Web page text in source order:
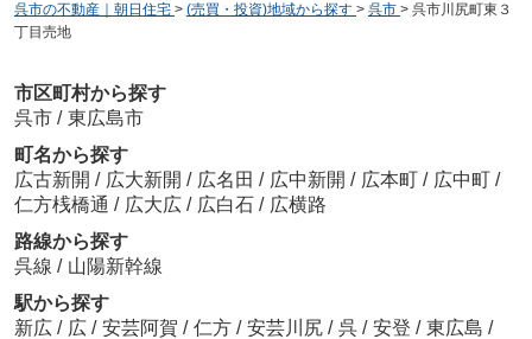
呉市の不動産｜朝日住宅 > (売買・投資)地域から探す > 呉市 > 呉市川尻町東３
丁目売地
市区町村から探す
呉市 / 東広島市
町名から探す
広古新開 / 広大新開 / 広名田 / 広中新開 / 広本町 / 広中町 /
仁方桟橋通 / 広大広 / 広白石 / 広横路
路線から探す
呉線 / 山陽新幹線
駅から探す
新広 / 広 / 安芸阿賀 / 仁方 / 安芸川尻 / 呉 / 安登 / 東広島 /